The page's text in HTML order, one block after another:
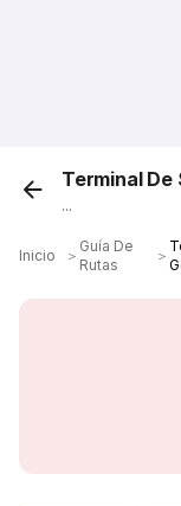
Terminal De
...
Inicio ＞
Guía De
Rutas
＞